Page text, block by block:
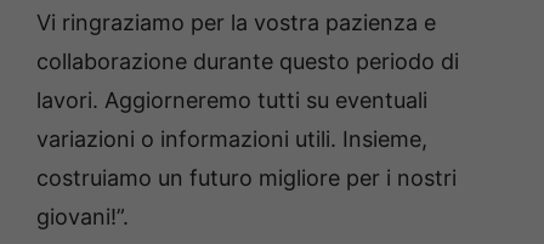
Vi ringraziamo per la vostra pazienza e
collaborazione durante questo periodo di
lavori. Aggiorneremo tutti su eventuali
variazioni o informazioni utili. Insieme,
costruiamo un futuro migliore per i nostri
giovani!”.